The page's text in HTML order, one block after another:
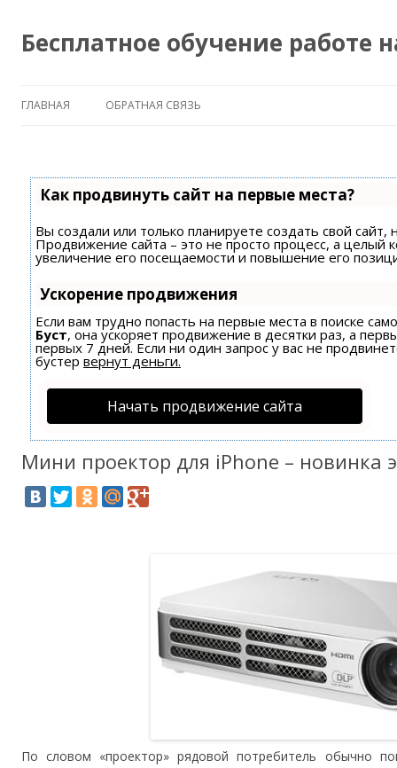
Бесплатное обучение работе
ГЛАВНАЯ ОБРАТНАЯ СВЯЗЬ
Как продвинуть сайт на первые места?
Вы создали или только планируете создать свой сайт,
Продвижение сайта – это не просто процесс, а целый
увеличение его посещаемости и повышение его
Ускорение продвижения
Если вам трудно попасть на первые места в поиске
Буст, она ускоряет продвижение в десятки раз, а
первых 7 дней. Если ни один запрос у вас не
бустер вернут деньги.
Начать продвижение сайта
Мини проектор для iPhone – новинка
По словом «проектор» рядовой потребитель обычно